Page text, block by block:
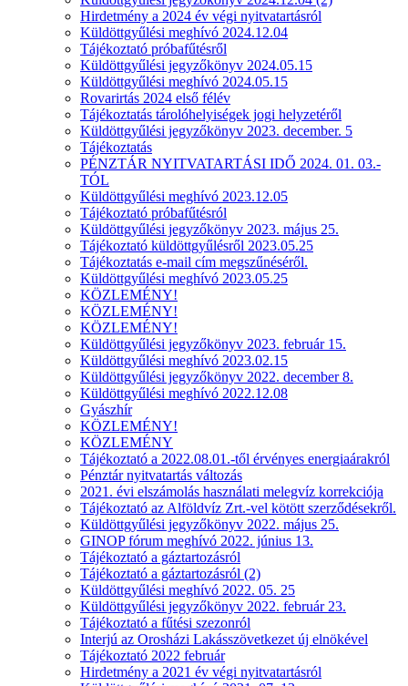
Hirdetmény a 2024 év végi nyitvatartásról
Küldöttgyűlési meghívó 2024.12.04
Tájékoztató próbafűtésről
Küldöttgyűlési jegyzőkönyv 2024.05.15
Küldöttgyűlési meghívó 2024.05.15
Rovarirtás 2024 első félév
Tájékoztatás tárolóhelyiségek jogi helyzetéről
Küldöttgyűlési jegyzőkönyv 2023. december. 5
Tájékoztatás
PÉNZTÁR NYITVATARTÁSI IDŐ 2024. 01. 03.-
TÓL
Küldöttgyűlési meghívó 2023.12.05
Tájékoztató próbafűtésról
Küldöttgyűlési jegyzőkönyv 2023. május 25.
Tájékoztató küldöttgyűlésről 2023.05.25
Tájékoztatás e-mail cím megszűnéséről.
Küldöttgyűlési meghívó 2023.05.25
KÖZLEMÉNY!
KÖZLEMÉNY!
KÖZLEMÉNY!
Küldöttgyűlési jegyzőkönyv 2023. február 15.
Küldöttgyűlési meghívó 2023.02.15
Küldöttgyűlési jegyzőkönyv 2022. december 8.
Küldöttgyűlési meghívó 2022.12.08
Gyászhír
KÖZLEMÉNY!
KÖZLEMÉNY
Tájékoztató a 2022.08.01.-től érvényes energiaárakról
Pénztár nyitvatartás változás
2021. évi elszámolás használati melegvíz korrekciója
Tájékoztató az Alföldvíz Zrt.-vel kötött szerződésekről.
Küldöttgyűlési jegyzőkönyv 2022. május 25.
GINOP fórum meghívó 2022. június 13.
Tájékoztató a gáztartozásról
Tájékoztató a gáztartozásról (2)
Küldöttgyűlési meghívó 2022. 05. 25
Küldöttgyűlési jegyzőkönyv 2022. február 23.
Tájékoztató a fűtési szezonról
Interjú az Orosházi Lakásszövetkezet új elnökével
Tájékoztató 2022 február
Hirdetmény a 2021 év végi nyitvatartásról